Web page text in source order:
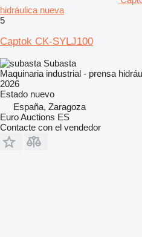
hidráulica nueva
5
Captok CK-SYLJ100
Subasta
Maquinaria industrial - prensa
2026
Estado nuevo
España, Zaragoza
Euro Auctions ES
Contacte con el vendedor